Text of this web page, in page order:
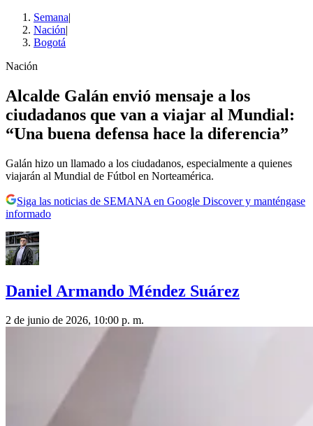
Semana|
Nación|
Bogotá
Nación
Alcalde Galán envió mensaje a los
ciudadanos que van a viajar al Mundial:
“Una buena defensa hace la diferencia”
Galán hizo un llamado a los ciudadanos, especialmente a quienes
viajarán al Mundial de Fútbol en Norteamérica.
Siga las noticias de SEMANA en Google Discover y manténgase
informado
Daniel Armando Méndez Suárez
2 de junio de 2026, 10:00 p. m.